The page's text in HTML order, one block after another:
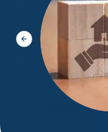
Slide précédente